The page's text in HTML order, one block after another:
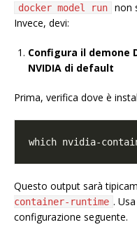
docker model run non
Invece, devi:
Configura il demone
NVIDIA di default
Prima, verifica dove è
Questo output sarà
container-runtime .
configurazione seguente.